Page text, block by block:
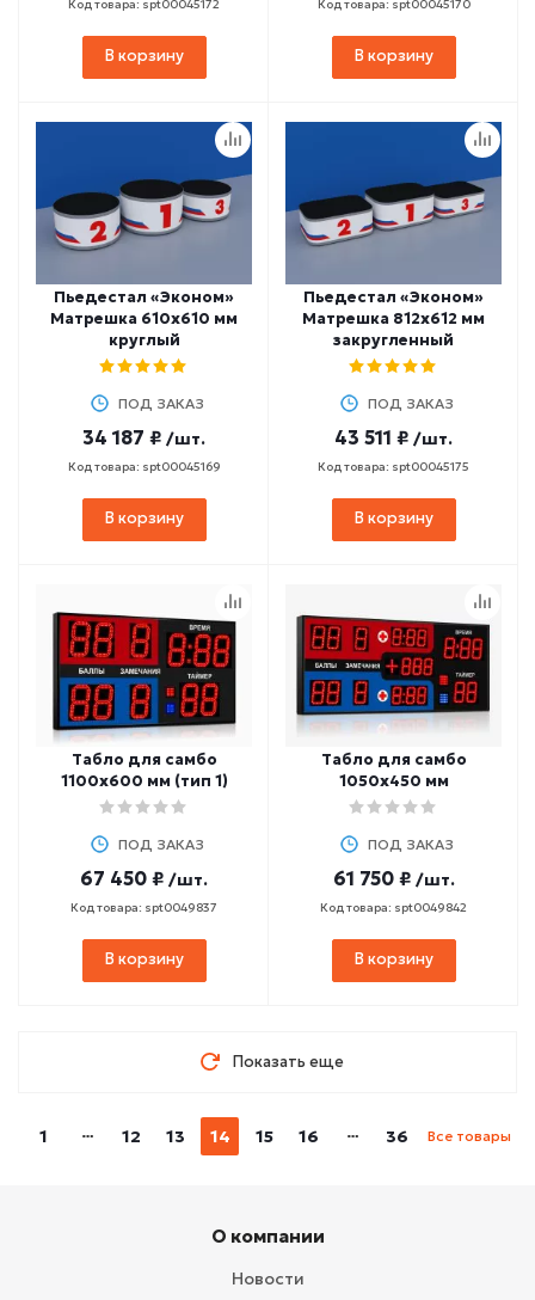
Код товара: spt00045172
В корзину
Код товара: spt00045170
В корзину
Пьедестал «Эконом»
Матрешка 610х610 мм
круглый
ПОД ЗАКАЗ
34 187 ₽ /шт.
Код товара: spt00045169
В корзину
Пьедестал «Эконом»
Матрешка 812х612 мм
закругленный
ПОД ЗАКАЗ
43 511 ₽ /шт.
Код товара: spt00045175
В корзину
Табло для самбо
1100x600 мм (тип 1)
ПОД ЗАКАЗ
67 450 ₽ /шт.
Код товара: spt0049837
В корзину
Табло для самбо
1050x450 мм
ПОД ЗАКАЗ
61 750 ₽ /шт.
Код товара: spt0049842
В корзину
Показать еще
1 12 13 14 15 16 36 Все товары
О компании
Новости